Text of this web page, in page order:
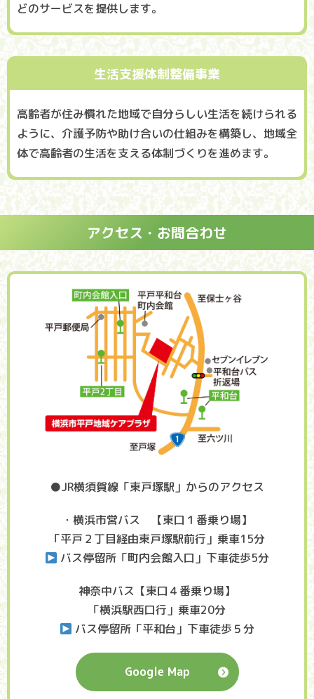
どのサービスを提供します。
生活支援体制整備事業
高齢者が住み慣れた地域で自分らしい生活を続けられる
ように、介護予防や助け合いの仕組みを構築し、地域全
体で高齢者の生活を支える体制づくりを進めます。
アクセス・お問合わせ
●JR横須賀線「東戸塚駅」からのアクセス
・横浜市営バス 【東口１番乗り場】
「平戸２丁目経由東戸塚駅前行」乗車15分
バス停留所「町内会館入口」下車徒歩5分
神奈中バス【東口４番乗り場】
「横浜駅西口行」乗車20分
バス停留所「平和台」下車徒歩５分
Google Map